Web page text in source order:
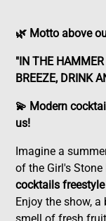
🌿 Motto above
"IN THE
BREEZE, DRINK
💫 Modern
us!
Imagine a
of the Girl's
cocktails
Enjoy the show,